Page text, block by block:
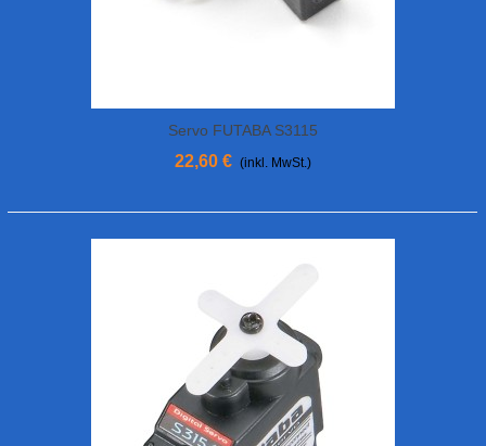
Servo FUTABA S3115
22,60 € (inkl. MwSt.)